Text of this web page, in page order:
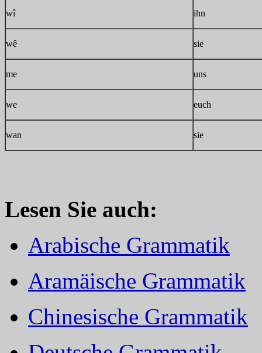
wî ihn
wê sie
me uns
we euch
wan sie
Lesen Sie auch:
Arabische Grammatik
Aramäische Grammatik
Chinesische Grammatik